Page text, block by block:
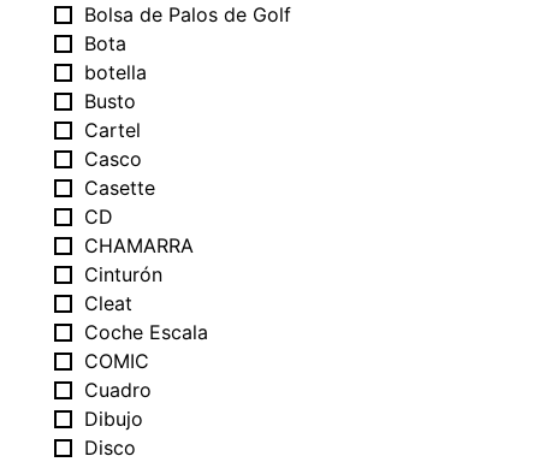
Bolsa de Palos de Golf
Bota
botella
Busto
Cartel
Casco
Casette
CD
CHAMARRA
Cinturón
Cleat
Coche Escala
COMIC
Cuadro
Dibujo
Disco